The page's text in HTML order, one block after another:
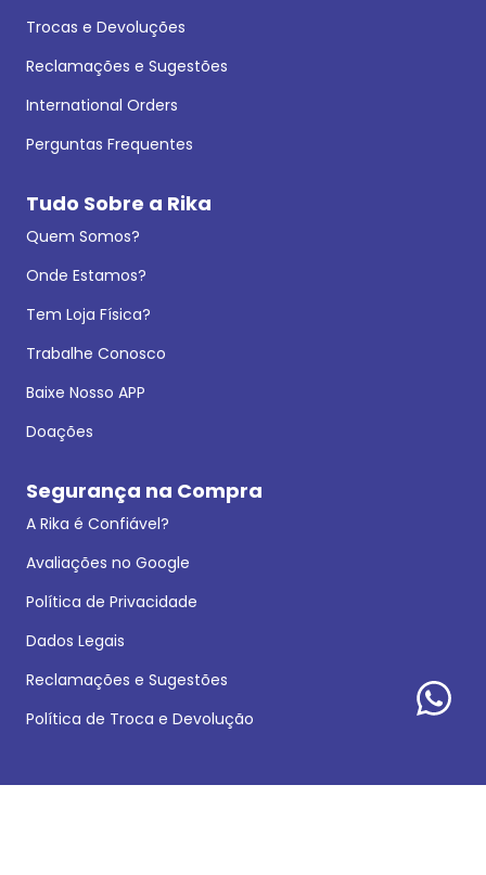
Trocas e Devoluções
Reclamações e Sugestões
International Orders
Perguntas Frequentes
Tudo Sobre a Rika
Quem Somos?
Onde Estamos?
Tem Loja Física?
Trabalhe Conosco
Baixe Nosso APP
Doações
Segurança na Compra
A Rika é Confiável?
Avaliações no Google
Política de Privacidade
Dados Legais
Reclamações e Sugestões
Política de Troca e Devolução